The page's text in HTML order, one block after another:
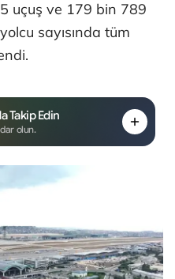
uçuş ve 179 bin 789
sayısında tüm
Takip Edin
olun.